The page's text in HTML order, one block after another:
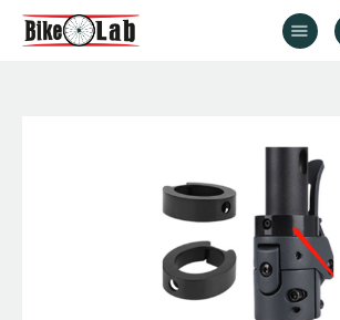
Bikelab
Προϊόντα
Υπηρεσίες
Gallery
Επικοινωνία